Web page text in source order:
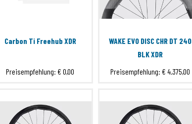
Carbon Ti Freehub XDR
Preisempfehlung:€ 0,00
WAKE EVO DISC CHR DT 240
BLK XDR
Preisempfehlung:€ 4.375,00